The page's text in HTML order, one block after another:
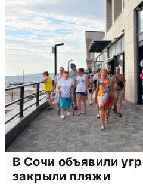
В Сочи объявили
закрыли пляжи